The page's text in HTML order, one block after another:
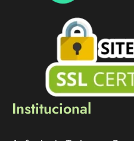
Institucional